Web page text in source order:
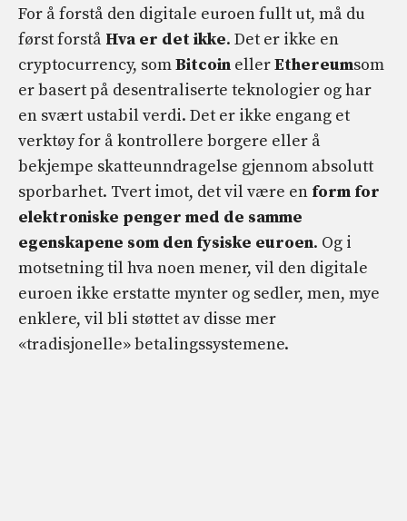
For å forstå den digitale euroen fullt ut, må du
først forstå Hva er det ikke. Det er ikke en
cryptocurrency, somBitcoin ellerEthereumsom
er basert på desentraliserte teknologier og har
en svært ustabil verdi. Det er ikke engang et
verktøy for å kontrollere borgere eller å
bekjempe skatteunndragelse gjennom absolutt
sporbarhet. Tvert imot, det vil være en form for
elektroniske penger med de samme
egenskapene som den fysiske euroen. Og i
motsetning til hva noen mener, vil den digitale
euroen ikke erstatte mynter og sedler, men, mye
enklere, vil bli støttet av disse mer
«tradisjonelle» betalingssystemene.